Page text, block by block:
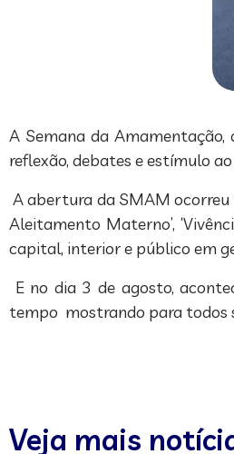
A Semana da
reflexão, debates e estímulo
A abertura da SMAM ocorreu
Aleitamento Materno’,
capital, interior e público em
E no dia 3 de agosto,
tempo mostrando para todos
Veja mais